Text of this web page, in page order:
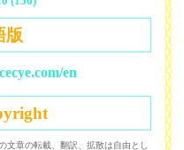
版
en
文章の転載、翻訳、拡散は自由とし